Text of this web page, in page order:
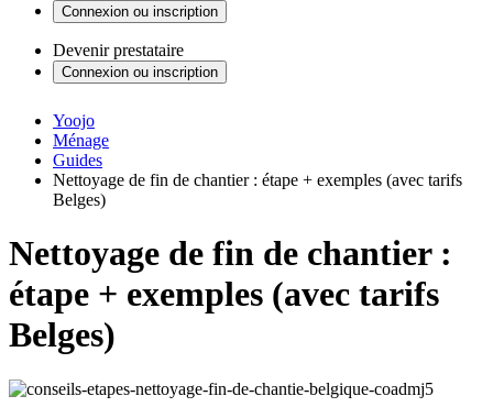
Connexion ou inscription
Devenir prestataire
Connexion ou inscription
Yoojo
Ménage
Guides
Nettoyage de fin de chantier : étape + exemples (avec tarifs
Belges)
Nettoyage de fin de chantier :
étape + exemples (avec tarifs
Belges)